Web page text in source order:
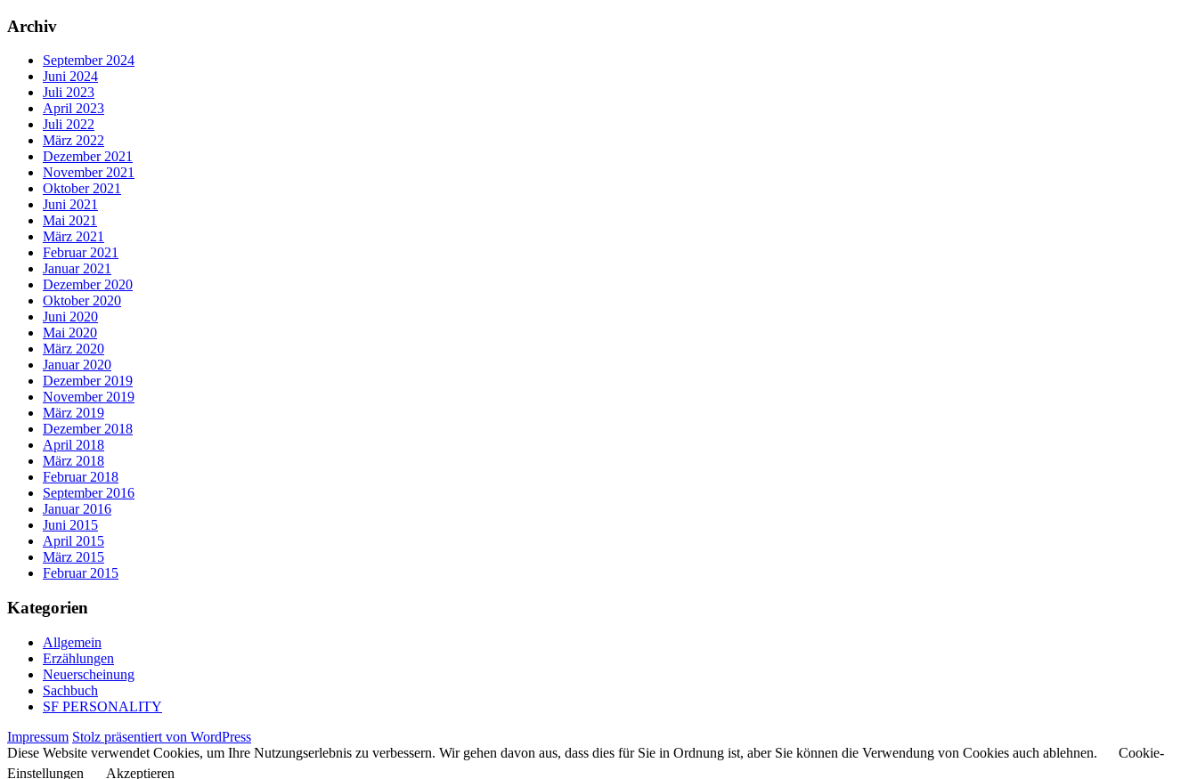
Archiv
September 2024
Juni 2024
Juli 2023
April 2023
Juli 2022
März 2022
Dezember 2021
November 2021
Oktober 2021
Juni 2021
Mai 2021
März 2021
Februar 2021
Januar 2021
Dezember 2020
Oktober 2020
Juni 2020
Mai 2020
März 2020
Januar 2020
Dezember 2019
November 2019
März 2019
Dezember 2018
April 2018
März 2018
Februar 2018
September 2016
Januar 2016
Juni 2015
April 2015
März 2015
Februar 2015
Kategorien
Allgemein
Erzählungen
Neuerscheinung
Sachbuch
SF PERSONALITY
Impressum Stolz präsentiert von WordPress
Diese Website verwendet Cookies, um Ihre Nutzungserlebnis zu verbessern. Wir gehen davon aus, dass dies für Sie in Ordnung ist, aber Sie können die Verwendung von Cookies auch ablehnen.
Cookie-
Einstellungen
Akzeptieren